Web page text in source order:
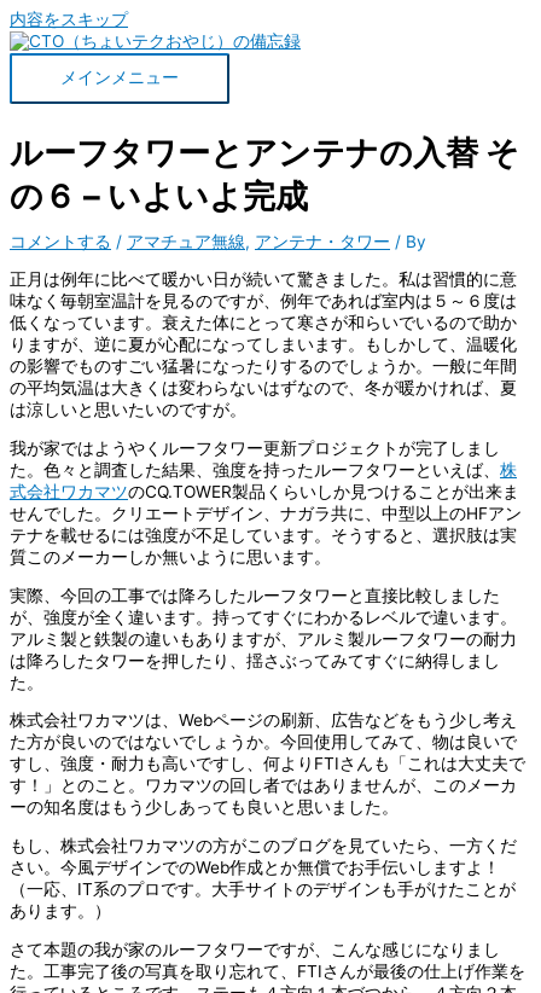
内容をスキップ
メインメニュー
ルーフタワーとアンテナの入替 そ
の６ – いよいよ完成
コメントする / アマチュア無線, アンテナ・タワー / By
正月は例年に比べて暖かい日が続いて驚きました。私は習慣的に意
味なく毎朝室温計を見るのですが、例年であれば室内は５～６度は
低くなっています。衰えた体にとって寒さが和らいでいるので助か
りますが、逆に夏が心配になってしまいます。もしかして、温暖化
の影響でものすごい猛暑になったりするのでしょうか。一般に年間
の平均気温は大きくは変わらないはずなので、冬が暖かければ、夏
は涼しいと思いたいのですが。
我が家ではようやくルーフタワー更新プロジェクトが完了しまし
た。色々と調査した結果、強度を持ったルーフタワーといえば、 株
式会社ワカマツのCQ.TOWER製品くらいしか見つけることが出来ま
せんでした。クリエートデザイン、ナガラ共に、中型以上のHFアン
テナを載せるには強度が不足しています。そうすると、選択肢は実
質このメーカーしか無いように思います。
実際、今回の工事では降ろしたルーフタワーと直接比較しました
が、強度が全く違います。持ってすぐにわかるレベルで違います。
アルミ製と鉄製の違いもありますが、アルミ製ルーフタワーの耐力
は降ろしたタワーを押したり、揺さぶってみてすぐに納得しまし
た。
株式会社ワカマツは、Webページの刷新、広告などをもう少し考え
た方が良いのではないでしょうか。今回使用してみて、物は良いで
すし、強度・耐力も高いですし、何よりFTIさんも「これは大丈夫で
す！」とのこと。ワカマツの回し者ではありませんが、このメーカ
ーの知名度はもう少しあっても良いと思いました。
もし、株式会社ワカマツの方がこのブログを見ていたら、一方くだ
さい。今風デザインでのWeb作成とか無償でお手伝いしますよ！
（一応、IT系のプロです。大手サイトのデザインも手がけたことが
あります。）
さて本題の我が家のルーフタワーですが、こんな感じになりまし
た。工事完了後の写真を取り忘れて、FTIさんが最後の仕上げ作業を